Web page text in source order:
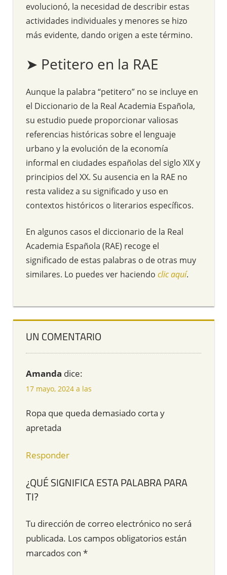
evolucionó, la necesidad de describir estas
actividades individuales y menores se hizo
más evidente, dando origen a este término.
➤ Petitero en la RAE
Aunque la palabra “petitero” no se incluye en
el Diccionario de la Real Academia Española,
su estudio puede proporcionar valiosas
referencias históricas sobre el lenguaje
urbano y la evolución de la economía
informal en ciudades españolas del siglo XIX y
principios del XX. Su ausencia en la RAE no
resta validez a su significado y uso en
contextos históricos o literarios específicos.
En algunos casos el diccionario de la Real
Academia Española (RAE) recoge el
significado de estas palabras o de otras muy
similares. Lo puedes ver haciendo clic aquí.
UN COMENTARIO
Amanda dice:
17 mayo, 2024 a las
Ropa que queda demasiado corta y
apretada
Responder
¿QUÉ SIGNIFICA ESTA PALABRA PARA
TI?
Tu dirección de correo electrónico no será
publicada. Los campos obligatorios están
marcados con *